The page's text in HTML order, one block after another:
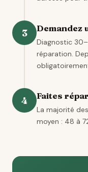
3 Demandez
Diagnostic
réparation.
4 Faites
La majorité
moyen : 48 à